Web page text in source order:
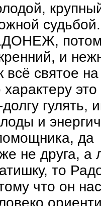
и
всё святое
характеру
долгу гулять,
и
да
не друга, а
то
что он